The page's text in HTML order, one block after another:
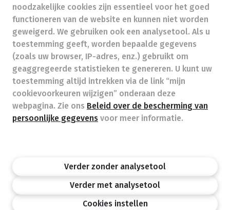
Beroepsvereniging: Algemene Pharmaceutische
Bond
autorisatienummer FAGG 246102
Valt onder toezicht van de Orde der Apothekers,
02/537.42.67, Henri Jasparlaan 94 1060 Brussel
Deontologie: Code van de farmaceutische plichtenleer
Tarieven terugbetaalde zorg
Apotheek.be Orde Der Apothekers
design by
noodzakelijke cookies zijn essentieel voor het goed
functioneren van de website en kunnen niet worden
geweigerd. We gebruiken ook een analysetool. Als u
toestemming geeft, worden bepaalde gegevens
(zoals uw browser, IP-adres, enz.) gebruikt om
geaggregeerde statistieken te genereren. U kunt uw
toestemming altijd intrekken via de link “mijn
cookievoorkeuren wijzigen” onderaan deze
webpagina. Zie ons Beleid over de bescherming van
persoonlijke gegevens voor meer informatie.
Verder zonder analysetool
Verder met analysetool
Cookies instellen